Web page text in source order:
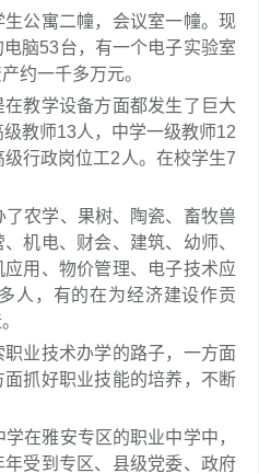
公寓二幢，会议室一幢。现
脑53台，有一个电子实验室
约一千多万元。
教学设备方面都发生了巨大
教师13人，中学一级教师12
行政岗位工2人。在校学生7
农学、果树、陶瓷、畜牧兽
机电、财会、建筑、幼师、
用、物价管理、电子技术应
人，有的在为经济建设作贡
业技术办学的路子，一方面
抓好职业技能的培养，不断
在雅安专区的职业中学中，
受到专区、县级党委、政府